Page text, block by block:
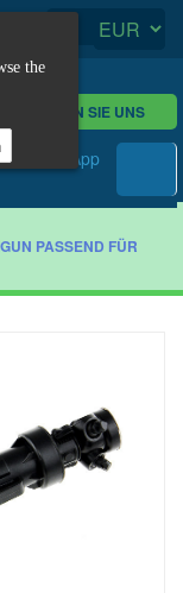
SIE UNS
PASSEND FÜR
the